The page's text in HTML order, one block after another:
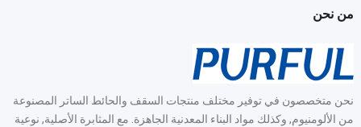
من نحن
نحن متخصصون في توفير مختلف منتجات السقف والحائط الساتر المصنوعة
من الألومنيوم, وكذلك مواد البناء المعدنية الجاهزة. مع المثابرة الأصلية, نوعية